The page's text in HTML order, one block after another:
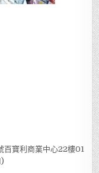
百寶利商業中心22樓01